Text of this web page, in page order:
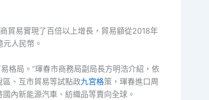
貿易實現了百倍以上增長，貿易額從2018年
人民幣。
格局。”琿春市商務局副局長方明浩介紹，依
、互市貿易等試點政九宮格策，琿春進口周
內新能源汽車、紡織品等賣向全球。